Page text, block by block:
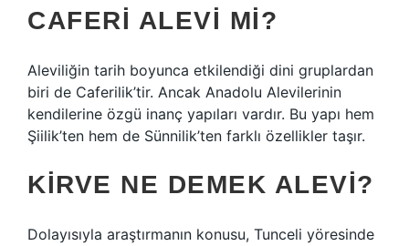
CAFERI ALEVI MI?
Aleviliğin tarih boyunca etkilendiği dini gruplardan
biri de Caferilik’tir. Ancak Anadolu Alevilerinin
kendilerine özgü inanç yapıları vardır. Bu yapı hem
Şiilik’ten hem de Sünnilik’ten farklı özellikler taşır.
KIRVE NE DEMEK ALEVI?
Dolayısıyla araştırmanın konusu, Tunceli yöresinde